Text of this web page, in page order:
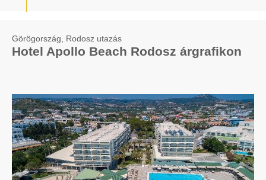
Görögország, Rodosz utazás
Hotel Apollo Beach Rodosz árgrafikon